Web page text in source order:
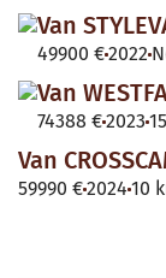
Van
49900 €2022
Van
74388 €2023
Van
59990 €2024 10